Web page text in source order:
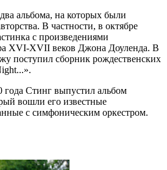
альбома, на которых были
В частности, в октябре
с произведениями
XVI-XVII веков Джона Доуленда. В
поступил сборник рождественских
Стинг выпустил альбом
вошли его известные
с симфоническим оркестром.